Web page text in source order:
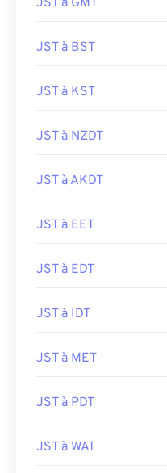
JST à GMT
JST à BST
JST à KST
JST à NZDT
JST à AKDT
JST à EET
JST à EDT
JST à IDT
JST à MET
JST à PDT
JST à WAT